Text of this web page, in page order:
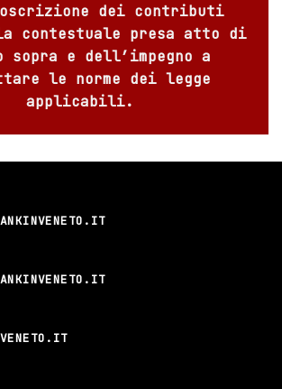
dei contributi
contestuale presa atto di
sopra e dell’impegno a
le norme dei legge
applicabili.